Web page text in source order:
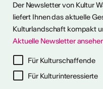
Der Newsletter von Kultur
liefert Ihnen das aktuelle
Kulturlandschaft kompakt
Aktuelle Newsletter
Für Kulturschaffende
Für Kulturinteressierte